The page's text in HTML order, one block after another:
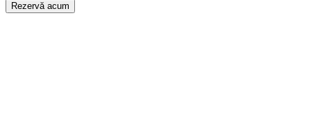
Rezervă acum